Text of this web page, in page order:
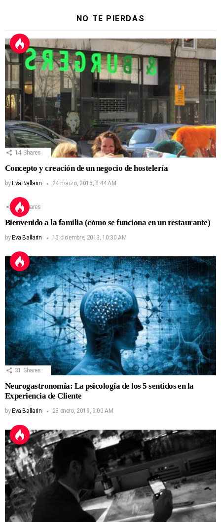
NO TE PIERDAS
14 Shares
Concepto y creación de un negocio de hostelería
by Eva Ballarin 24 marzo, 2015, 8:44 AM
13 Shares
Bienvenido a la familia (cómo se funciona en un restaurante)
by Eva Ballarin 15 diciembre, 2013, 10:30 AM
31 Shares
Neurogastronomía: La psicología de los 5 sentidos en la
Experiencia de Cliente
by Eva Ballarin 28 enero, 2019, 9:00 AM